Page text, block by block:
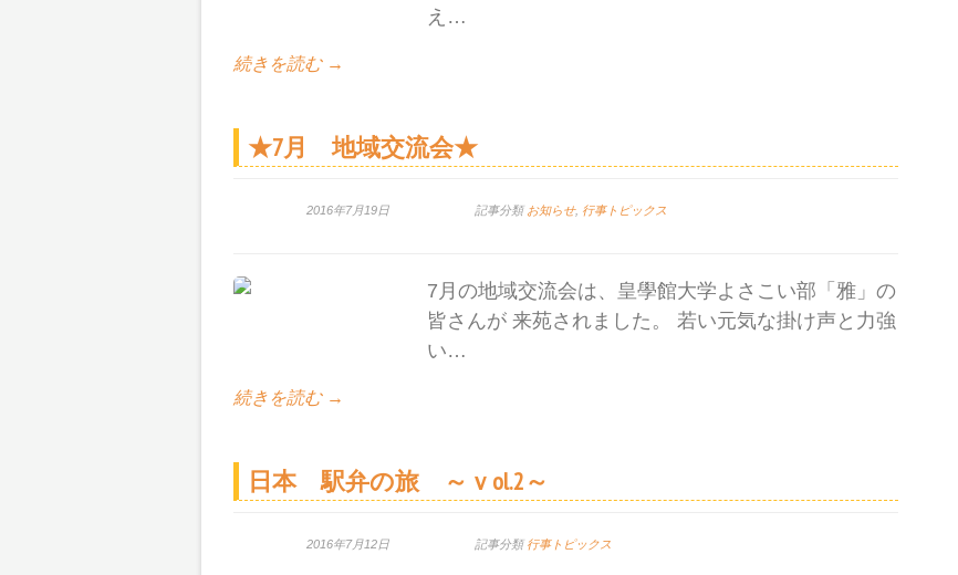
え…
続きを読む →
★7月 地域交流会★
2016年7月19日 記事分類 お知らせ, 行事トピックス
7月の地域交流会は、皇學館大学よさこい部「雅」の
皆さんが 来苑されました。 若い元気な掛け声と力強
い…
続きを読む →
日本 駅弁の旅 ～ｖol.2～
2016年7月12日 記事分類 行事トピックス